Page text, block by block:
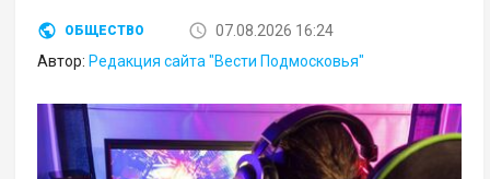
ОБЩЕСТВО
07.08.2026 16:24
Автор: Редакция сайта "Вести Подмосковья"